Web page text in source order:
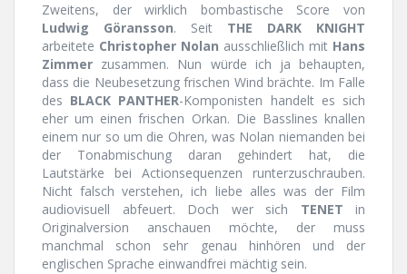
Zweitens, der wirklich bombastische Score von
Ludwig Göransson. Seit THE DARK KNIGHT
arbeitete Christopher Nolan ausschließlich mit Hans
Zimmer zusammen. Nun würde ich ja behaupten,
dass die Neubesetzung frischen Wind brächte. Im Falle
des BLACK PANTHER-Komponisten handelt es sich
eher um einen frischen Orkan. Die Basslines knallen
einem nur so um die Ohren, was Nolan niemanden bei
der Tonabmischung daran gehindert hat, die
Lautstärke bei Actionsequenzen runterzuschrauben.
Nicht falsch verstehen, ich liebe alles was der Film
audiovisuell abfeuert. Doch wer sich TENET in
Originalversion anschauen möchte, der muss
manchmal schon sehr genau hinhören und der
englischen Sprache einwandfrei mächtig sein.